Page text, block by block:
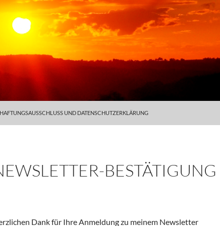
UND DATENSCHUTZERKLÄRUNG
BESTÄTIGUNG
Dank für Ihre Anmeldung zu meinem Newsletter